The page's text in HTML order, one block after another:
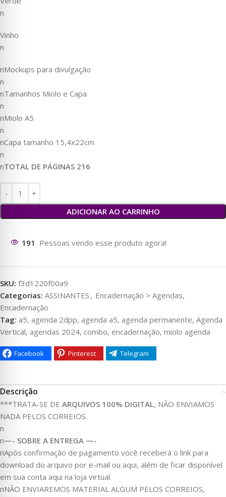
n
Vinho
n
nMockups para divulgação
n
nTamanhos Miolo e Capa
n
nMiolo A5
n
nCapa tamanho 15,4x22cm
n
nTOTAL DE PÁGINAS 216
ADICIONAR AO CARRINHO
194 Pessoas vendo esse produto agora!
SKU: f3d1220f00a9
Categorias: ASSINANTES , Encadernação > Agendas,
Encadernação
Tag: a5, agenda 2dpp, agenda a5, agenda permanente, Agenda
Vertical, agendas 2024, combo, encadernação, miolo agenda
Facebook Pinterest Telegram
Descrição
***TRATA-SE DE ARQUIVOS 100% DIGITAL, NÃO ENVIAMOS
NADA PELOS CORREIOS.
n
n—- SOBRE A ENTREGA —-
nApós confirmação de pagamento você receberá o link para
download do arquivo por e-mail ou aqui, além de ficar disponível
em sua conta aqui na loja virtual.
nNÃO ENVIAREMOS MATERIAL ALGUM PELOS CORREIOS,